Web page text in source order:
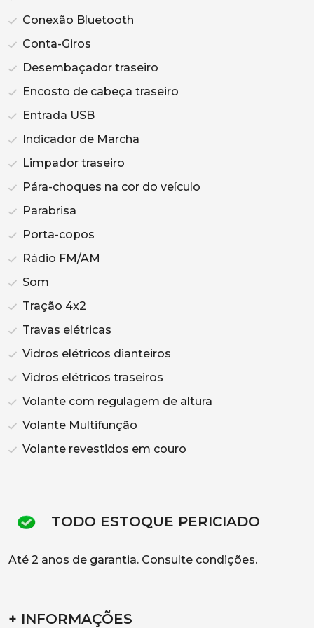
Conexão Bluetooth
Conta-Giros
Desembaçador traseiro
Encosto de cabeça traseiro
Entrada USB
Indicador de Marcha
Limpador traseiro
Pára-choques na cor do veículo
Parabrisa
Porta-copos
Rádio FM/AM
Som
Tração 4x2
Travas elétricas
Vidros elétricos dianteiros
Vidros elétricos traseiros
Volante com regulagem de altura
Volante Multifunção
Volante revestidos em couro
TODO ESTOQUE PERICIADO
Até 2 anos de garantia. Consulte condições.
+ INFORMAÇÕES